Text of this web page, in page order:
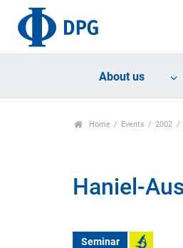
About us
Home Events 2002
Haniel-
Seminar